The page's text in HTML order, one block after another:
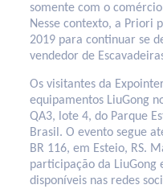
somente com o
Nesse contexto, a Priori
2019 para continuar se
vendedor de
Os visitantes da
equipamentos LiuGong
QA3, lote 4, do Parque
Brasil. O evento segue
BR 116, em Esteio, RS.
participação da LiuGong
disponíveis nas redes